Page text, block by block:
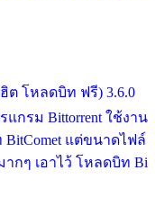
ฮิต โหลดบิท ฟรี) 3.6.0
แกรม Bittorrent ใช้งาน
แต่ขนาดไฟล์
ากๆ เอาไว้ โหลดบิท Bi